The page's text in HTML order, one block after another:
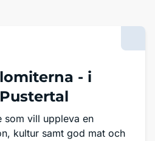
- i
som vill uppleva en
kultur samt god mat och